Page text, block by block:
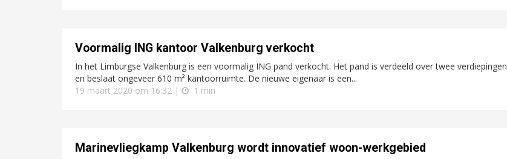
Voormalig ING kantoor Valkenburg verkocht
In het Limburgse Valkenburg is een voormalig ING pand verkocht. Het pand is verdeeld over twee verdiepingen
en beslaat ongeveer 610 m² kantoorruimte. De nieuwe eigenaar is een...
19 maart 2020 om 16:32 |
1 min
Marinevliegkamp Valkenburg wordt innovatief woon-werkgebied